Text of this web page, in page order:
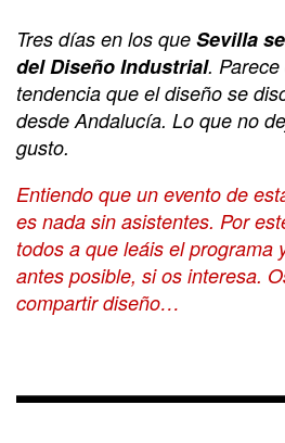
Tres días en los que Sevilla
del Diseño Industrial.
tendencia que el diseño se
desde Andalucía. Lo que no
gusto.
Entiendo que un evento de
es nada sin asistentes. Por
todos a que leáis el programa
antes posible, si os interesa.
compartir diseño…